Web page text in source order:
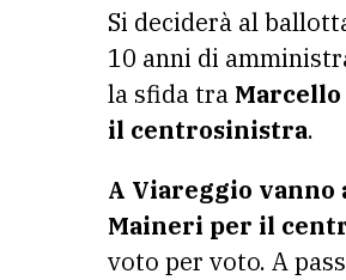
Si deciderà al
10 anni di
la sfida tra
il centrosinistra.
A Viareggio
Maineri per il
voto per voto. A